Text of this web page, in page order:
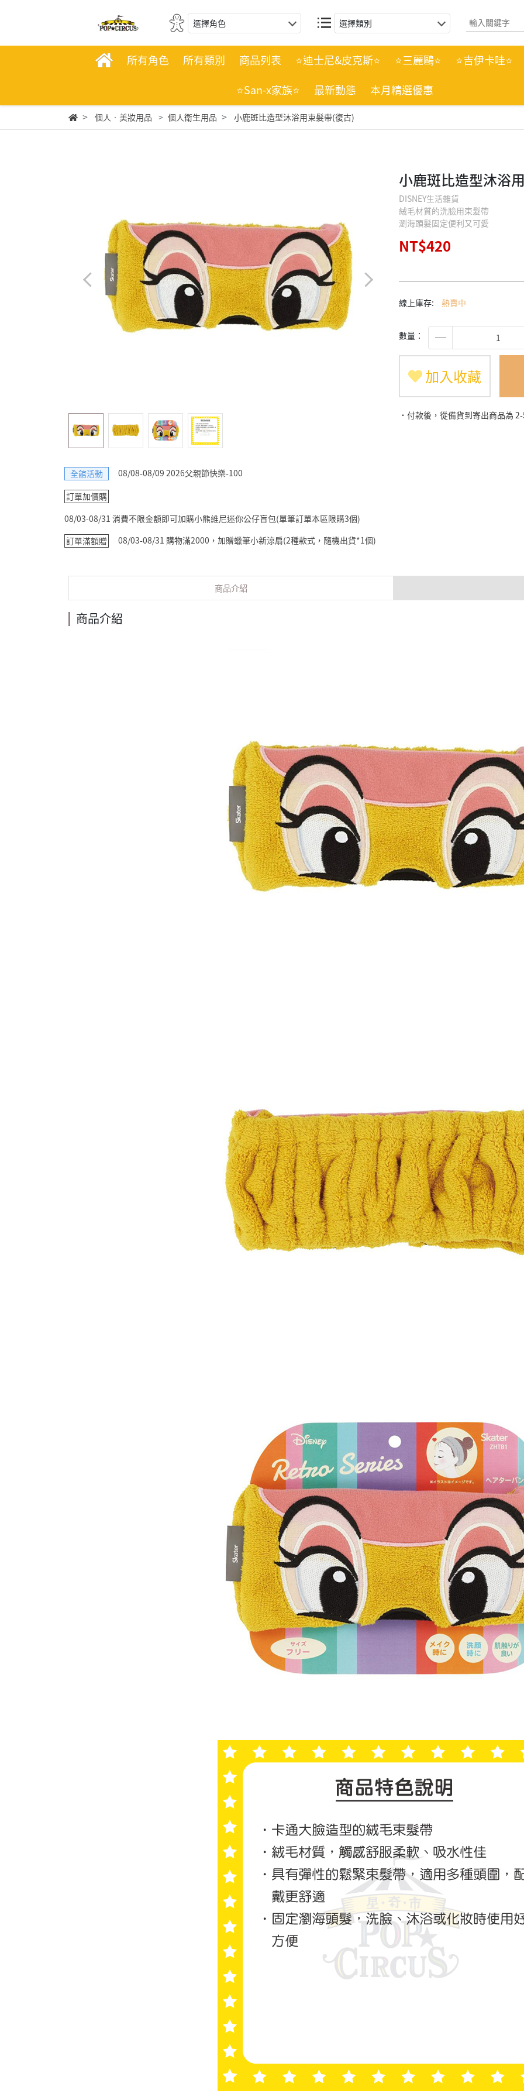
選擇角色 選擇類別
所有角色 所有類別 商品列表 ⭐迪士尼&皮克斯⭐ ⭐三麗鷗⭐
⭐吉伊卡哇⭐
⭐San-x家族⭐
最新動態 本月精選優惠
個人‧美妝用品 個人衛生用品 小鹿斑比造型沐浴用束髮帶(復古)
小鹿斑比造型沐浴
DISNEY生活雜貨
絨毛材質的洗臉用束髮帶
瀏海頭髮固定便利又可愛
NT$420
線上庫存: 熱賣中
數量：
加入收藏
˙付款後，從備貨到寄出商品為
全館活動
08/08-08/09 2026父親節快樂-100
訂單加價購
08/03-08/31 消費不限金額即可加購小熊維尼迷你公仔盲包(單筆訂單本區限購3個)
訂單滿額贈
08/03-08/31 購物滿2000，加贈蠟筆小新涼扇(2種款式，隨機出貨*1個)
商品介紹
商品介紹